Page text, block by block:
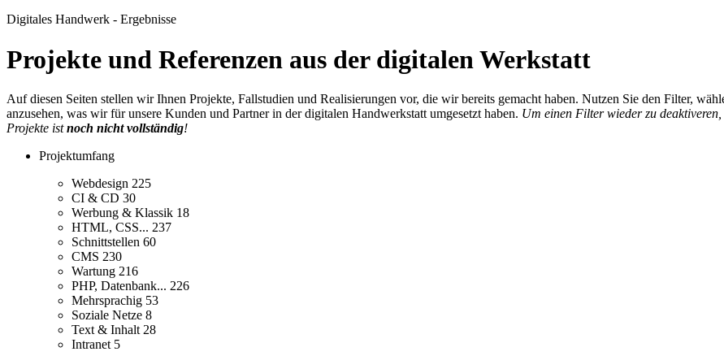
Digitales Handwerk - Ergebnisse
Projekte und Referenzen aus der digitalen Werkstatt
Auf diesen Seiten stellen wir Ihnen Projekte, Fallstudien und Realisierungen vor, die wir bereits gemacht haben. Nutzen Sie den Filter,
anzusehen, was wir für unsere Kunden und Partner in der digitalen Handwerkstatt umgesetzt haben. Um einen Filter wieder zu
Projekte istnoch nicht vollständig!
Projektumfang
Webdesign 225
CI & CD 30
Werbung & Klassik 18
HTML, CSS... 237
Schnittstellen 60
CMS 230
Wartung 216
PHP, Datenbank... 226
Mehrsprachig 53
Soziale Netze 8
Text & Inhalt 28
Intranet 5